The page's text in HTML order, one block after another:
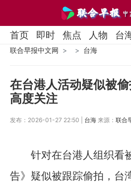
首页 即时 焦点 人物 台
联合早报中文网 台海
在台港人活动疑似被偷
高度关注
发布：2026-01-27 22:50 | 台海 来源： 联合
针对在台港人组织看
告》疑似被跟踪偷拍，台